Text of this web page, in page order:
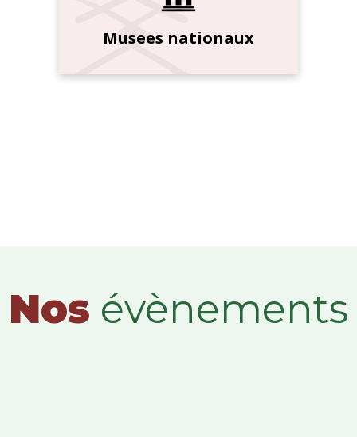
Musees nationaux
Nos évènements